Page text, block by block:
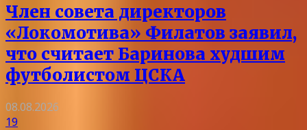
Член совета директоров
«Локомотива» Филатов заявил,
что считает Баринова худшим
футболистом ЦСКА
08.08.2026
19